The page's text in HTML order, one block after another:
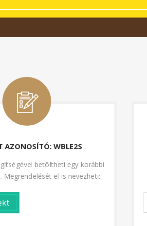
AZONOSÍTÓ: WBLE2S
betöltheti egy korábbi
Megrendelését el is nevezheti: